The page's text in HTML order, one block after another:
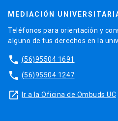
MEDIACIÓN
Teléfonos para orientación y
alguno de tus derechos en la
phone (56)95504 1691
phone (56)95504 1247
launch Ir a la Oficina de Ombuds UC